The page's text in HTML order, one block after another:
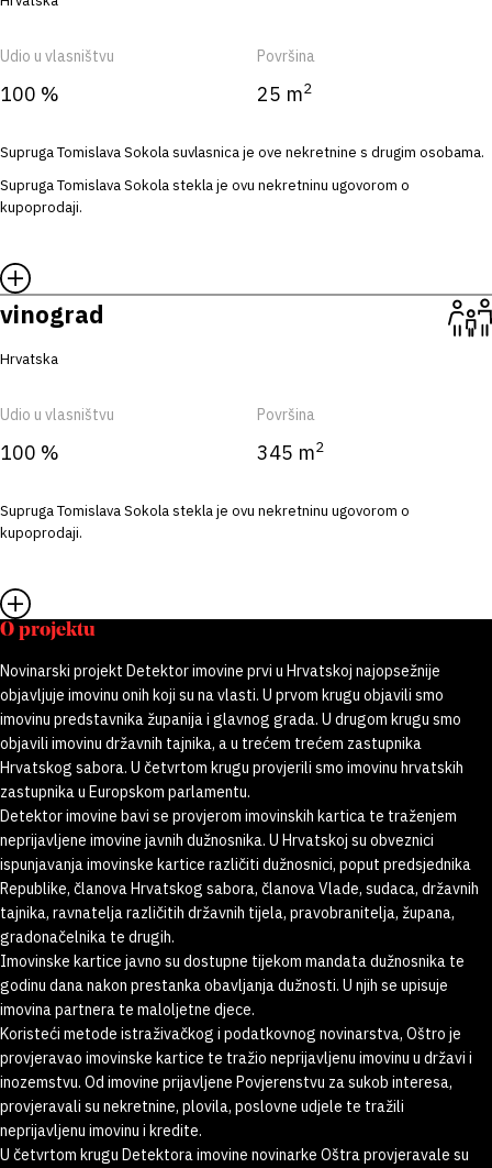
Udio u vlasništvu
100 %
Površina
25 m2
Supruga Tomislava Sokola suvlasnica je ove nekretnine s drugim osobama.
Supruga Tomislava Sokola stekla je ovu nekretninu ugovorom o
kupoprodaji.
vinograd
Hrvatska
Udio u vlasništvu
100 %
Površina
345 m2
Supruga Tomislava Sokola stekla je ovu nekretninu ugovorom o
kupoprodaji.
O projektu
Novinarski projekt Detektor imovine prvi u Hrvatskoj najopsežnije
objavljuje imovinu onih koji su na vlasti. U prvom krugu objavili smo
imovinu predstavnika županija i glavnog grada. U drugom krugu smo
objavili imovinu državnih tajnika, a u trećem trećem zastupnika
Hrvatskog sabora. U četvrtom krugu provjerili smo imovinu hrvatskih
zastupnika u Europskom parlamentu.
Detektor imovine bavi se provjerom imovinskih kartica te traženjem
neprijavljene imovine javnih dužnosnika. U Hrvatskoj su obveznici
ispunjavanja imovinske kartice različiti dužnosnici, poput predsjednika
Republike, članova Hrvatskog sabora, članova Vlade, sudaca, državnih
tajnika, ravnatelja različitih državnih tijela, pravobranitelja, župana,
gradonačelnika te drugih.
Imovinske kartice javno su dostupne tijekom mandata dužnosnika te
godinu dana nakon prestanka obavljanja dužnosti. U njih se upisuje
imovina partnera te maloljetne djece.
Koristeći metode istraživačkog i podatkovnog novinarstva, Oštro je
provjeravao imovinske kartice te tražio neprijavljenu imovinu u državi i
inozemstvu. Od imovine prijavljene Povjerenstvu za sukob interesa,
provjeravali su nekretnine, plovila, poslovne udjele te tražili
neprijavljenu imovinu i kredite.
U četvrtom krugu Detektora imovine novinarke Oštra provjeravale su